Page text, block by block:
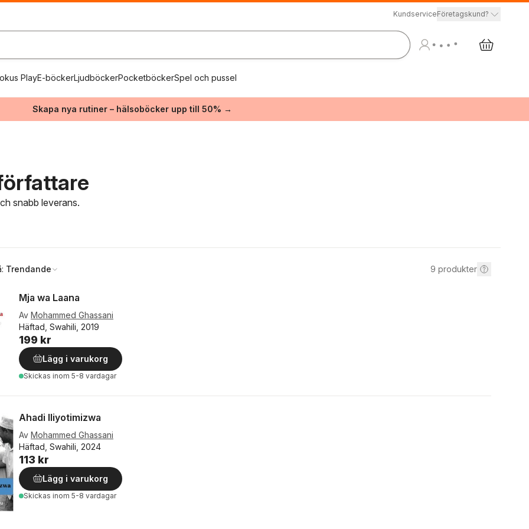
KundserviceFöretagskund?
PlayE-böckerLjudböckerPocketböckerSpel och pussel
Skapa nya rutiner – hälsoböcker upp till 50% →
snabb leverans.
Trendande 9 produkter
Mja wa Laana
Av Mohammed Ghassani
Häftad, Swahili, 2019
199 kr
Lägg i varukorg
Skickas inom 5-8 vardagar
Ahadi Iliyotimizwa
Av Mohammed Ghassani
Häftad, Swahili, 2024
113 kr
Lägg i varukorg
Skickas inom 5-8 vardagar